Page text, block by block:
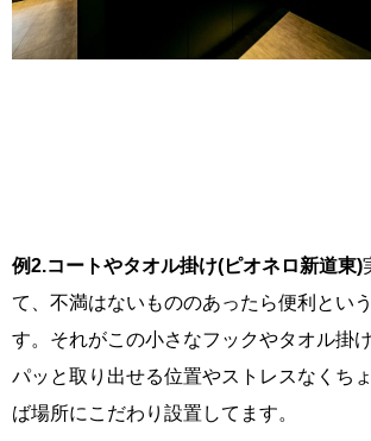
例2.コートやタオル掛け(ピオネロ新道東)
て、不満はないもののあったら便利とい
す。それがこの小さなフックやタオル掛
パッと取り出せる位置やストレスなくち
ば場所にこだわり設置してます。